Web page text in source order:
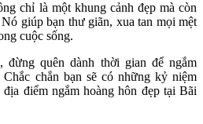
chỉ là một khung cảnh đẹp mà còn
giúp bạn thư giãn, xua tan mọi mệt
cuộc sống.
quên dành thời gian để ngắm
chắn bạn sẽ có những kỷ niệm
điểm ngắm hoàng hôn đẹp tại Bãi